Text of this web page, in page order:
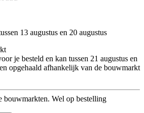
13 augustus en 20 augustus
je besteld en kan tussen 21 augustus en
opgehaald afhankelijk van de bouwmarkt
bouwmarkten. Wel op bestelling